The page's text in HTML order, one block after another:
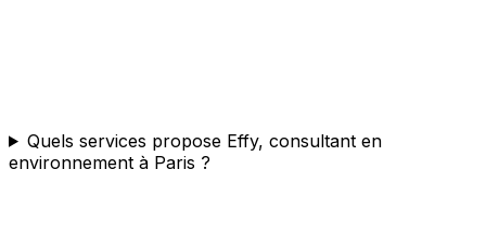
Quels services propose Effy, consultant en
environnement à Paris ?